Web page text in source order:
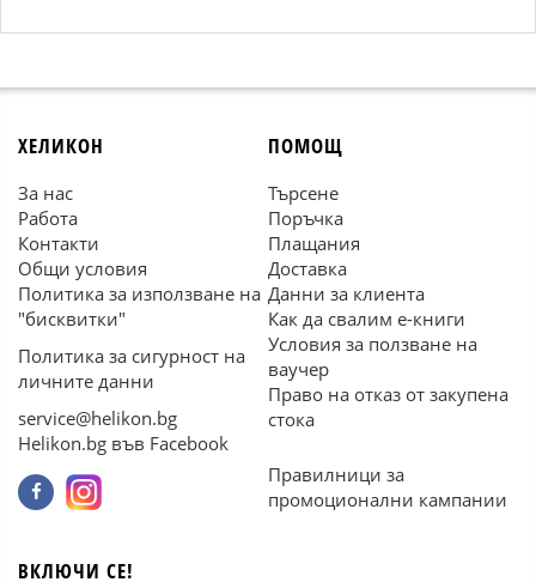
ХЕЛИКОН
За нас
Работа
Контакти
Общи условия
Политика за използване на
"бисквитки"
Политика за сигурност на
личните данни
service@helikon.bg
Helikon.bg във Facebook
ПОМОЩ
Търсене
Поръчка
Плащания
Доставка
Данни за клиента
Как да свалим е-книги
Условия за ползване на
ваучер
Право на отказ от закупена
стока
Правилници за
промоционални кампании
ВКЛЮЧИ СЕ!